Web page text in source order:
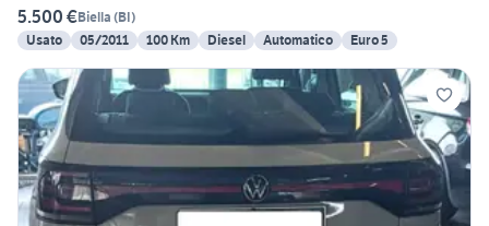
5.500 €Biella (BI)
Usato
05/2011 100 Km Diesel Automatico Euro 5